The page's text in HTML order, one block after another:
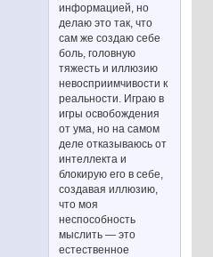
информацией, но
делаю это так, что
сам же создаю себе
боль, головную
тяжесть и иллюзию
невосприимчивости к
реальности. Играю в
игры освобождения
от ума, но на самом
деле отказываюсь от
интеллекта и
блокирую его в себе,
создавая иллюзию,
что моя
неспособность
мыслить — это
естественное